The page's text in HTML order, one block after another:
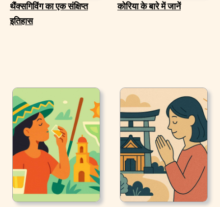
थैंक्सगिविंग का एक संक्षिप्त
इतिहास
कोरिया के बारे में जानें